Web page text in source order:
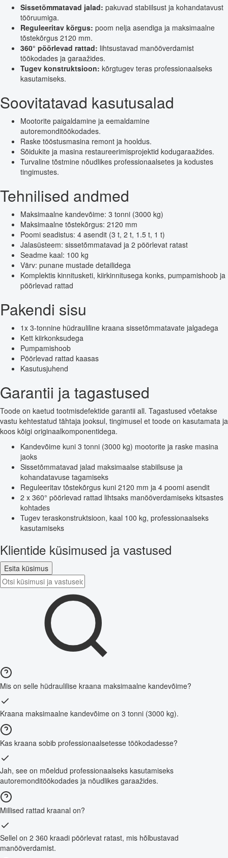
Sissetõmmatavad jalad: pakuvad stabiilsust ja kohandatavust
tööruumiga.
Reguleeritav kõrgus: poom nelja asendiga ja maksimaalne
tõstekõrgus 2120 mm.
360° pöörlevad rattad: lihtsustavad manööverdamist
töökodades ja garaažides.
Tugev konstruktsioon: kõrgtugev teras professionaalseks
kasutamiseks.
Soovitatavad kasutusalad
Mootorite paigaldamine ja eemaldamine
autoremonditöökodades.
Raske tööstusmasina remont ja hooldus.
Sõidukite ja masina restaureerimisprojektid kodugaraažides.
Turvaline tõstmine nõudlikes professionaalsetes ja kodustes
tingimustes.
Tehnilised andmed
Maksimaalne kandevõime: 3 tonni (3000 kg)
Maksimaalne tõstekõrgus: 2120 mm
Poomi seadistus: 4 asendit (3 t, 2 t, 1.5 t, 1 t)
Jalasüsteem: sissetõmmatavad ja 2 pöörlevat ratast
Seadme kaal: 100 kg
Värv: punane mustade detailidega
Komplektis kinnitusketi, kiirkinnitusega konks, pumpamishoob ja
pöörlevad rattad
Pakendi sisu
1x 3-tonnine hüdrauliline kraana sissetõmmatavate jalgadega
Kett kiirkonksudega
Pumpamishoob
Pöörlevad rattad kaasas
Kasutusjuhend
Garantii ja tagastused
Toode on kaetud tootmisdefektide garantii all. Tagastused võetakse
vastu kehtestatud tähtaja jooksul, tingimusel et toode on kasutamata ja
koos kõigi originaalkomponentidega.
Kandevõime kuni 3 tonni (3000 kg) mootorite ja raske masina
jaoks
Sissetõmmatavad jalad maksimaalse stabiilsuse ja
kohandatavuse tagamiseks
Reguleeritav tõstekõrgus kuni 2120 mm ja 4 poomi asendit
2 x 360° pöörlevad rattad lihtsaks manööverdamiseks kitsastes
kohtades
Tugev teraskonstruktsioon, kaal 100 kg, professionaalseks
kasutamiseks
Klientide küsimused ja vastused
Esita küsimus
Mis on selle hüdraulilise kraana maksimaalne kandevõime?
Kraana maksimaalne kandevõime on 3 tonni (3000 kg).
Kas kraana sobib professionaalsetesse töökodadesse?
Jah, see on mõeldud professionaalseks kasutamiseks
autoremonditöökodades ja nõudlikes garaažides.
Millised rattad kraanal on?
Sellel on 2 360 kraadi pöörlevat ratast, mis hõlbustavad
manööverdamist.